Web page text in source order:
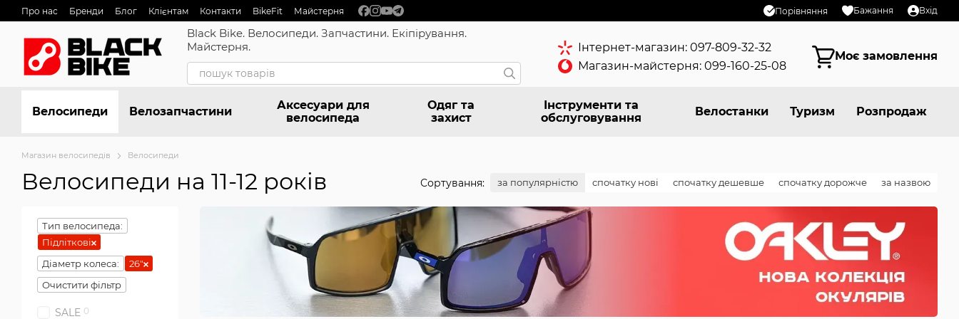
Перейти до основного контенту
Про нас Бренди Блог Клієнтам Контакти BikeFit Майстерня Порівняння Бажання Вхід
Black Bike. Велосипеди. Запчастини. Екіпірування.
Майстерня.
Інтернет-магазин: 097-809-32-32
Магазин-майстерня: 099-160-25-08
Моє замовлення
Велосипеди Велозапчастини
Аксесуари для
велосипеда
Одяг та
захист
Інструменти та
обслуговування
Велостанки Туризм Розпродаж
Магазин велосипедів Велосипеди
Велосипеди на 11-12 років Сортування: за популярністю спочатку нові спочатку дешевше спочатку дорожче за назвою
Тип велосипеда:
Підліткові
Діаметр колеса:
26"
Очистити фільтр
SALE 0